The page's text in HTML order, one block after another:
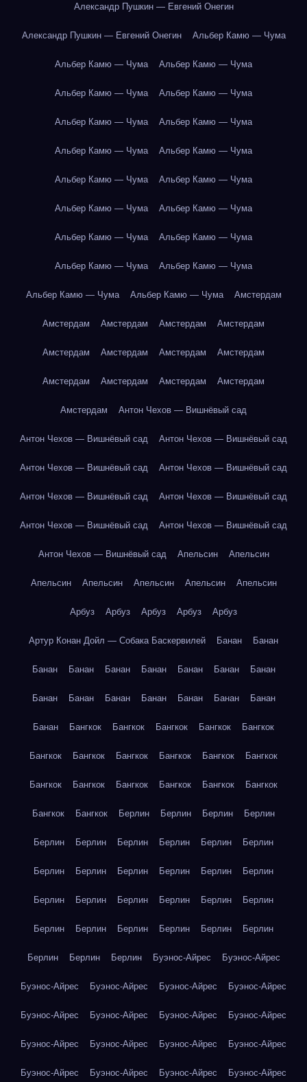
Александр Пушкин — Евгений Онегин
Александр Пушкин — Евгений Онегин Альбер Камю — Чума
Альбер Камю — Чума Альбер Камю — Чума
Альбер Камю — Чума Альбер Камю — Чума
Альбер Камю — Чума Альбер Камю — Чума
Альбер Камю — Чума Альбер Камю — Чума
Альбер Камю — Чума Альбер Камю — Чума
Альбер Камю — Чума Альбер Камю — Чума
Альбер Камю — Чума Альбер Камю — Чума
Альбер Камю — Чума Альбер Камю — Чума
Альбер Камю — Чума Альбер Камю — Чума Амстердам
Амстердам Амстердам Амстердам Амстердам
Амстердам Амстердам Амстердам Амстердам
Амстердам Амстердам Амстердам Амстердам
Амстердам Антон Чехов — Вишнёвый сад
Антон Чехов — Вишнёвый сад Антон Чехов — Вишнёвый сад
Антон Чехов — Вишнёвый сад Антон Чехов — Вишнёвый сад
Антон Чехов — Вишнёвый сад Антон Чехов — Вишнёвый сад
Антон Чехов — Вишнёвый сад Антон Чехов — Вишнёвый сад
Антон Чехов — Вишнёвый сад Апельсин Апельсин
Апельсин Апельсин Апельсин Апельсин Апельсин
Арбуз Арбуз Арбуз Арбуз Арбуз
Артур Конан Дойл — Собака Баскервилей Банан Банан
Банан Банан Банан Банан Банан Банан Банан
Банан Банан Банан Банан Банан Банан Банан
Банан Бангкок Бангкок Бангкок Бангкок Бангкок
Бангкок Бангкок Бангкок Бангкок Бангкок Бангкок
Бангкок Бангкок Бангкок Бангкок Бангкок Бангкок
Бангкок Бангкок Берлин Берлин Берлин Берлин
Берлин Берлин Берлин Берлин Берлин Берлин
Берлин Берлин Берлин Берлин Берлин Берлин
Берлин Берлин Берлин Берлин Берлин Берлин
Берлин Берлин Берлин Берлин Берлин Берлин
Берлин Берлин Берлин Буэнос-Айрес Буэнос-Айрес
Буэнос-Айрес Буэнос-Айрес Буэнос-Айрес Буэнос-Айрес
Буэнос-Айрес Буэнос-Айрес Буэнос-Айрес Буэнос-Айрес
Буэнос-Айрес Буэнос-Айрес Буэнос-Айрес Буэнос-Айрес
Буэнос-Айрес Буэнос-Айрес Буэнос-Айрес Буэнос-Айрес